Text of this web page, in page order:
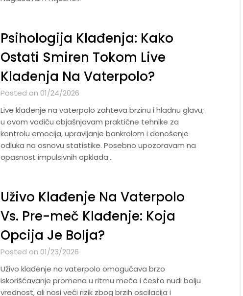
Psihologija Klađenja: Kako
Ostati Smiren Tokom Live
Klađenja Na Vaterpolo?
Posted on 01/24/2026
Live klađenje na vaterpolo zahteva brzinu i hladnu glavu;
u ovom vodiču objašnjavam praktične tehnike za
kontrolu emocija, upravljanje bankrolom i donošenje
odluka na osnovu statistike. Posebno upozoravam na
opasnost impulsivnih opklada…
Uživo Klađenje Na Vaterpolo
Vs. Pre-meč Klađenje: Koja
Opcija Je Bolja?
Posted on 01/23/2026
Uživo klađenje na vaterpolo omogućava brzo
iskorišćavanje promena u ritmu meča i često nudi bolju
vrednost, ali nosi veći rizik zbog brzih oscilacija i